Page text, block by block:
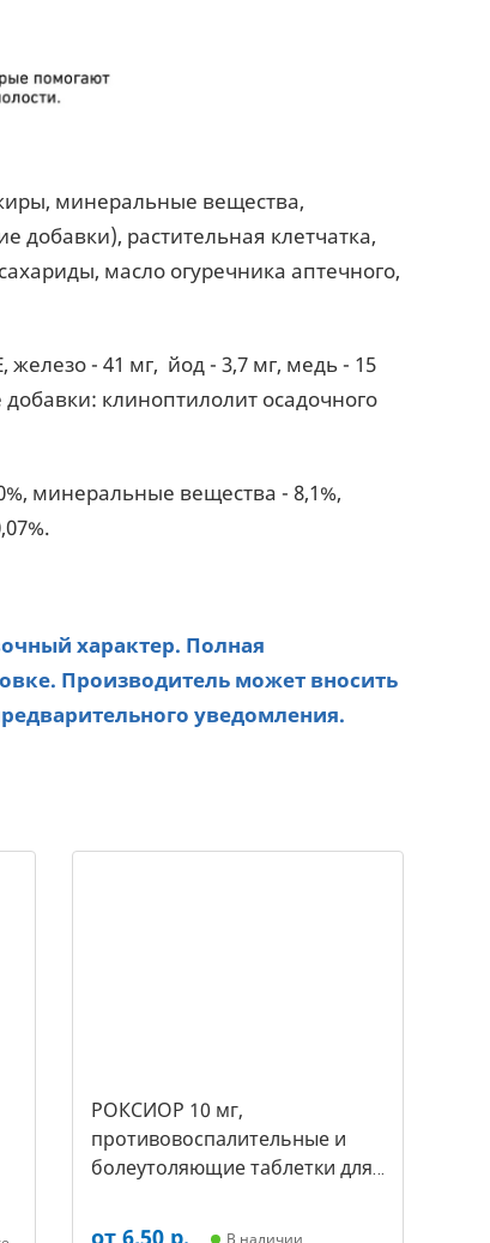
минеральные вещества,
добавки), растительная клетчатка,
масло огуречника аптечного,
железо - 41 мг, йод - 3,7 мг, медь - 15
добавки: клиноптилолит осадочного
минеральные вещества - 8,1%,
характер. Полная
Производитель может вносить
уведомления.
РОКСИОР 10 мг,
противовоспалительные и
болеутоляющие таблетки для
таб) (арт-5480)
от 6,50 р. В наличии